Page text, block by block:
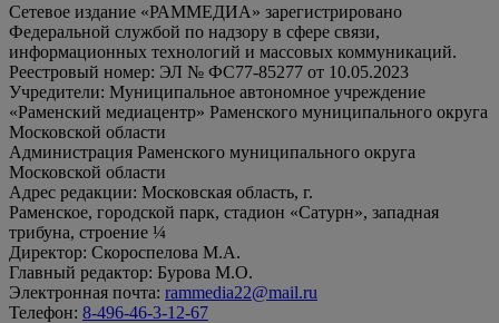
Сетевое издание «РАММЕДИА» зарегистрировано
Федеральной службой по надзору в сфере связи,
информационных технологий и массовых коммуникаций.
Реестровый номер: ЭЛ № ФС77-85277 от 10.05.2023
Учредители: Муниципальное автономное учреждение
«Раменский медиацентр» Раменского муниципального округа
Московской области
Администрация Раменского муниципального округа
Московской области
Адрес редакции: Московская область, г.
Раменское, городской парк, стадион «Сатурн», западная
трибуна, строение ¼
Директор: Скороспелова М.А.
Главный редактор: Бурова М.О.
Электронная почта: rammedia22@mail.ru
Телефон: 8-496-46-3-12-67